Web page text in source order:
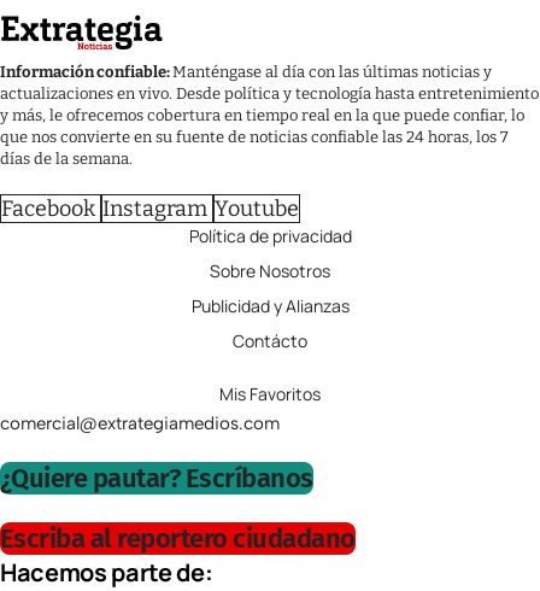
Información confiable:Manténgase al día con las últimas noticias y
actualizaciones en vivo. Desde política y tecnología hasta entretenimiento
y más, le ofrecemos cobertura en tiempo real en la que puede confiar, lo
que nos convierte en su fuente de noticias confiable las 24 horas, los 7
días de la semana.
Facebook Instagram Youtube
Política de privacidad
Sobre Nosotros
Publicidad y Alianzas
Contácto
Mis Favoritos
comercial@extrategiamedios.com
¿Quiere pautar? Escríbanos
Escriba al reportero ciudadano
Hacemos parte de: